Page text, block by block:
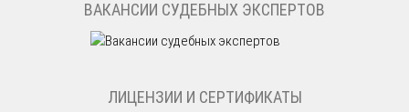
ВАКАНСИИ СУДЕБНЫХ ЭКСПЕРТОВ
ЛИЦЕНЗИИ И СЕРТИФИКАТЫ